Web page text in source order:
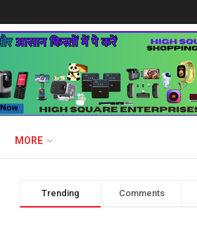
MORE
Trending Comments